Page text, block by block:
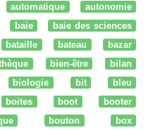
automatique
autonomie
baie
baie des sciences
bataille bateau
bazar
bien-être
bilan
biologie bit
bleu
boites boot
booter
bouton
box